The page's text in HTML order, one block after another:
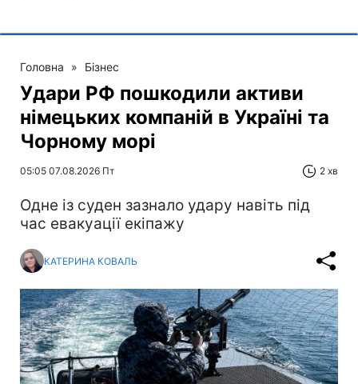
Головна » Бізнес
Удари РФ пошкодили активи
німецьких компаній в Україні та
Чорному морі
05:05 07.08.2026 Пт 2 хв
Одне із суден зазнало удару навіть під
час евакуації екіпажу
КАТЕРИНА КОВАЛЬ